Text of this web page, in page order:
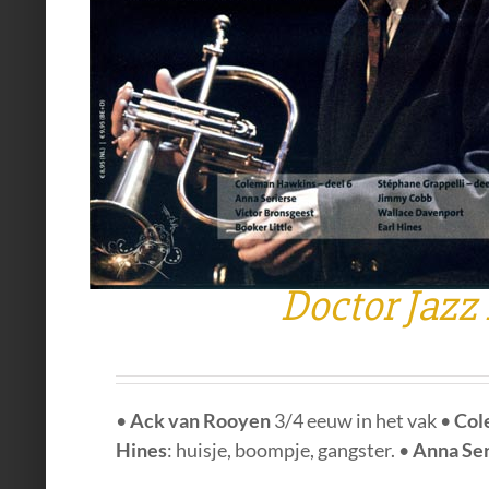
Doctor
•Ack van Rooyen3/4 eeuw in het vak •
Hines: huisje, boompje, gangster. •Anna